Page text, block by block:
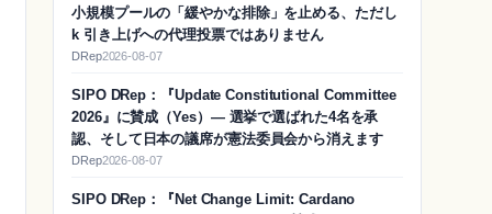
小規模プールの「緩やかな排除」を止める、ただし
k 引き上げへの代理投票ではありません
DRep2026-08-07
SIPO DRep：『Update Constitutional Committee
2026』に賛成（Yes）― 選挙で選ばれた4名を承
認、そして日本の議席が憲法委員会から消えます
DRep2026-08-07
SIPO DRep：『Net Change Limit: Cardano